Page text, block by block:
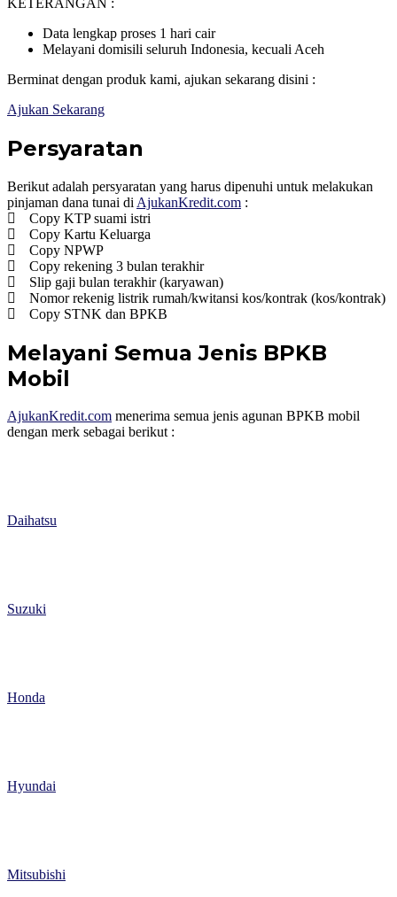
Data lengkap proses 1 hari cair
Melayani domisili seluruh Indonesia, kecuali Aceh
Berminat dengan produk kami, ajukan sekarang disini :
Ajukan Sekarang
Persyaratan
Berikut adalah persyaratan yang harus dipenuhi untuk melakukan
pinjaman dana tunai di AjukanKredit.com :
Copy KTP suami istri
Copy Kartu Keluarga
Copy NPWP
Copy rekening 3 bulan terakhir
Slip gaji bulan terakhir (karyawan)
Nomor rekenig listrik rumah/kwitansi kos/kontrak (kos/kontrak)
Copy STNK dan BPKB
Melayani Semua Jenis BPKB
Mobil
AjukanKredit.com menerima semua jenis agunan BPKB mobil
dengan merk sebagai berikut :
Daihatsu
Suzuki
Honda
Hyundai
Mitsubishi